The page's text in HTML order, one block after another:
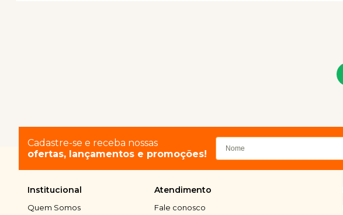
Cadastre-se e receba nossas
ofertas, lançamentos e promoções!
Institucional
Quem Somos
Atendimento
Fale conosco